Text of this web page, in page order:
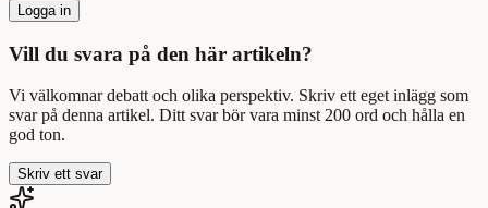
Logga in
Vill du svara på den här artikeln?
Vi välkomnar debatt och olika perspektiv. Skriv ett eget inlägg som
svar på denna artikel. Ditt svar bör vara minst 200 ord och hålla en
god ton.
Skriv ett svar